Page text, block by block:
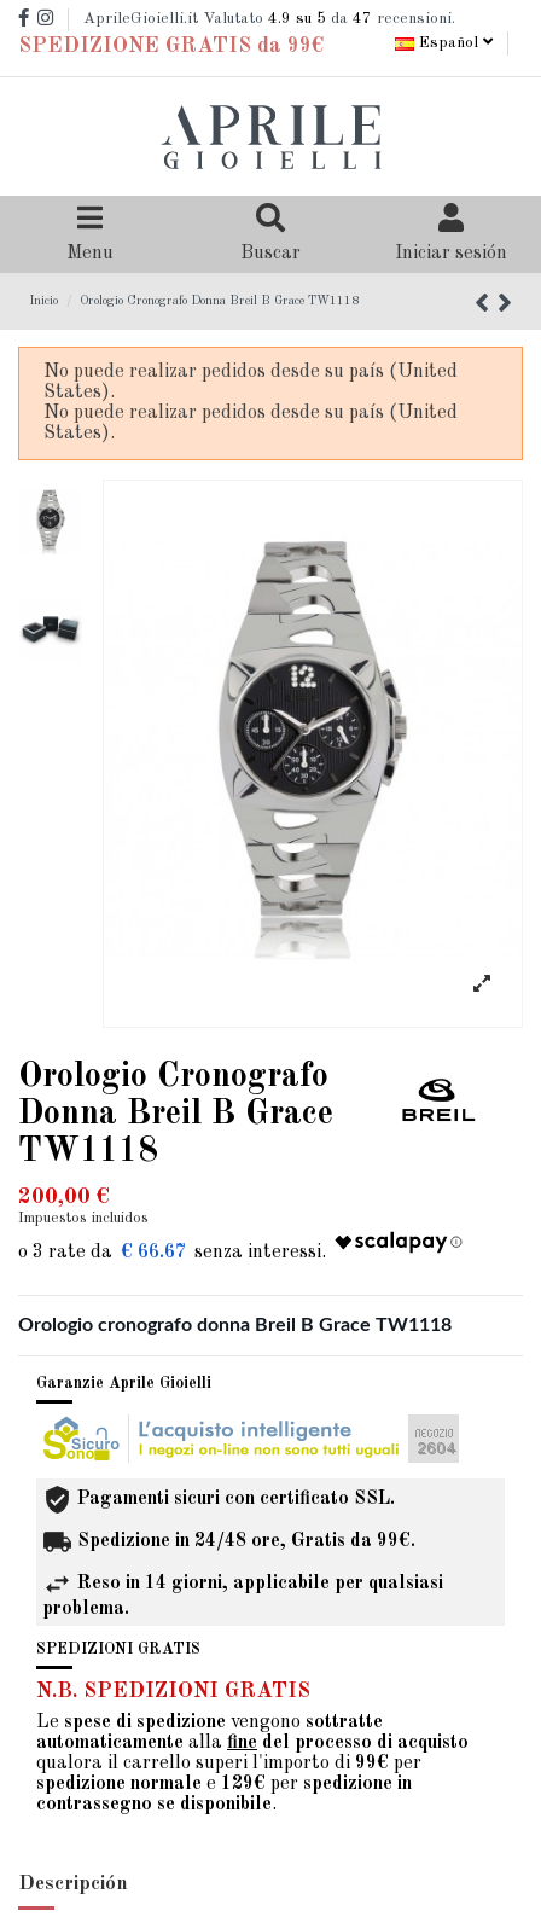
AprileGioielli.it Valutato 4.9 su 5 da 47 recensioni.
SPEDIZIONE GRATIS da 99€ Español
Menu Buscar Iniciar sesión
Inicio Orologio Cronografo Donna Breil B Grace TW1118
No puede realizar pedidos desde su país (United
States).
No puede realizar pedidos desde su país (United
States).
Orologio Cronografo
Donna Breil B Grace
TW1118
200,00 €
Impuestos incluidos
€ 66.67
Orologio cronografo donna Breil B Grace TW1118
Garanzie Aprile Gioielli
Pagamenti sicuri con certificato SSL.
Spedizione in 24/48 ore, Gratis da 99€.
Reso in 14 giorni, applicabile per qualsiasi
problema.
SPEDIZIONI GRATIS
N.B. SPEDIZIONI GRATIS
Le spese di spedizione vengono sottratte
automaticamente alla fine del processo di acquisto
qualora il carrello superi l'importo di 99€ per
spedizione normale e 129€ per spedizione in
contrassegno se disponibile.
Descripción